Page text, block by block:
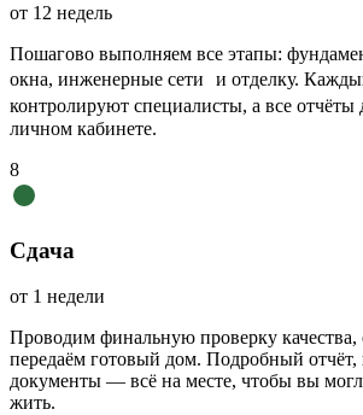
от 12 недель
Пошагово выполняем все этапы:
окна, инженерные сети и отделку.
контролируют специалисты, а все
личном кабинете.
8
Сдача
от 1 недели
Проводим финальную проверку
передаём готовый дом. Подробный отчёт,
документы — всё на месте, чтобы вы
жить.